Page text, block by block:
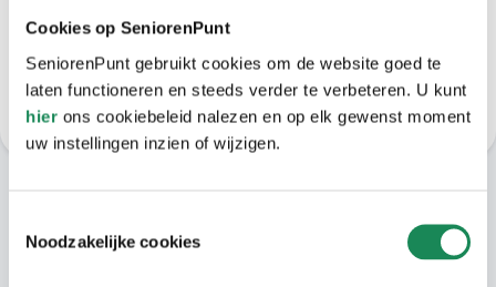
Cookies op SeniorenPunt
SeniorenPunt gebruikt cookies om de website goed te
laten functioneren en steeds verder te verbeteren. U kunt
hier ons cookiebeleid nalezen en op elk gewenst moment
uw instellingen inzien of wijzigen.
Noodzakelijke cookies
U kunt ook mailen via:
> zorgadvies@vitalisgroep.nl